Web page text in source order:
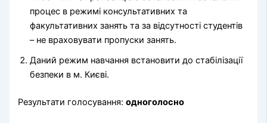
процес в режимі консультативних та
факультативних занять та за відсутності студентів
– не враховувати пропуски занять.
Даний режим навчання встановити до стабілізації
безпеки в м. Києві.
Результати голосування:одноголосно